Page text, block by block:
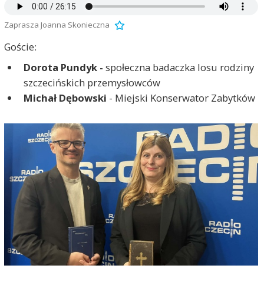
Zaprasza Joanna Skonieczna
Goście:
Dorota Pundyk - społeczna badaczka losu rodziny
szczecińskich przemysłowców
Michał Dębowski - Miejski Konserwator Zabytków